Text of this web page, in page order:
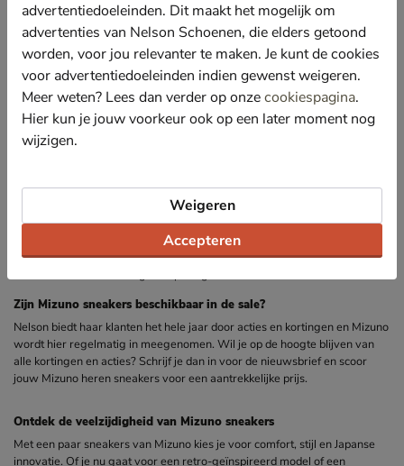
Eén van de populairdere modellen van Mizuno is de Mizuno Sky Medal.
Deze sneaker is geïnspireerd op hardloopschoenen uit de jaren 90 en valt
op door zijn retrodesign en comfortabele pasvorm. De combinatie van
mesh-textiel, suède en subtiele kleurcombinaties maakt dit model tot een
geliefde keuze voor mannen die houden van een sportief-casual look. Ook
de Mizuno Contender mag niet ontbreken. Dit model biedt een slanker
silhouet, ideaal voor dagelijks gebruik. Dankzij de dempende zool en
zachte materialen kun je rekenen op optimaal comfort, zonder in te
leveren op stijl.
Hoe vallen Mizuno sneakers?
Mizuno sneakers vallen normaal op maat. Dankzij de sportieve
achtergrond van het merk is de pasvorm afgestemd op comfort en
ondersteuning. Draag je ze met dikkere sokken of heb je bredere voeten?
Zijn Mizuno sneakers beschikbaar in de sale?
Nelson biedt haar klanten het hele jaar door acties en kortingen en Mizuno
wordt hier regelmatig in meegenomen. Wil je op de hoogte blijven van
alle kortingen en acties? Schrijf je dan in voor de nieuwsbrief en scoor
jouw Mizuno heren sneakers voor een aantrekkelijke prijs.
Ontdek de veelzijdigheid van Mizuno sneakers
Met een paar sneakers van Mizuno kies je voor comfort, stijl en Japanse
innovatie. Of je nu gaat voor een retro-geïnspireerd model of een
advertentiedoeleinden. Dit maakt het mogelijk om
advertenties van Nelson Schoenen, die elders getoond
worden, voor jou relevanter te maken. Je kunt de cookies
voor advertentiedoeleinden indien gewenst weigeren.
Meer weten? Lees dan verder op onzecookiespagina.
Hier kun je jouw voorkeur ook op een later moment nog
wijzigen.
Accepteren
Weigeren